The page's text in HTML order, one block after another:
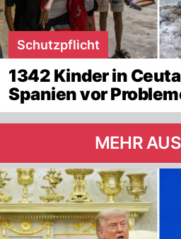
Schutzpflicht
1342 Kinder in
Spanien vor
MEHR